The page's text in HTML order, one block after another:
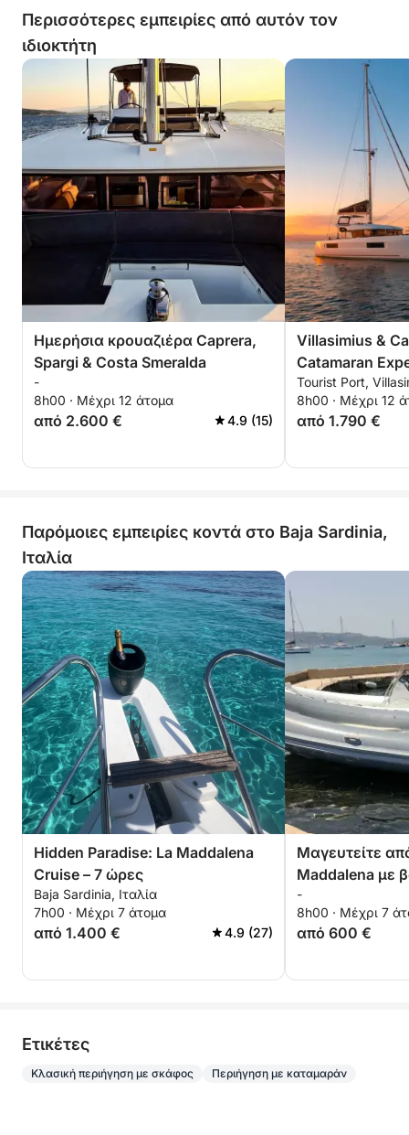
των πραγμάτων που πρέπει να
γνωρίζουμε για να σχεδιάσουμε το
δρομολόγιο (π.χ. επιλογές
αγκυροβολίας σε δημόσια
σημαδούρα, ιδιωτική σημαδούρα ή
μαρίνα με πλεονεκτήματα και
μειονεκτήματα) - της γνώσης των
διαφορετικών επιλογών με τα
ψώνια μόνοι μας και πού έναντι του
να τα κάνει το πλήρωμα, επιλογές για
να φτάσουμε εκεί π.χ. ταξί, ενοικίαση
του σκάφους, ένα από τα μπάνια είχε
μια πολύ άσχημη μυρωδιά που ήταν
αρκετά δυσάρεστη.
Περισσότερες εμπειρίες από αυτόν τον
ιδιοκτήτη
Ημερήσια κρουαζιέρα Caprera,
Spargi & Costa Smeralda
-
8h00 · Μέχρι 12 άτομα
από 2.600 € 4.9 (15)
Villasimius &
Catamaran
Tourist Port,
8h00 · Μέχρι 12
από 1.790 €
Παρόμοιες εμπειρίες κοντά στο Baja Sardinia,
Ιταλία
Hidden Paradise: La Maddalena
Cruise – 7 ώρες
Baja Sardinia, Ιταλία
7h00 · Μέχρι 7 άτομα
από 1.400 € 4.9 (27)
Μαγευτείτε
Maddalena με
Μπάχα
-
8h00 · Μέχρι 7
από 600 €
Eτικέτες
Κλασική περιήγηση με σκάφος Περιήγηση με καταμαράν